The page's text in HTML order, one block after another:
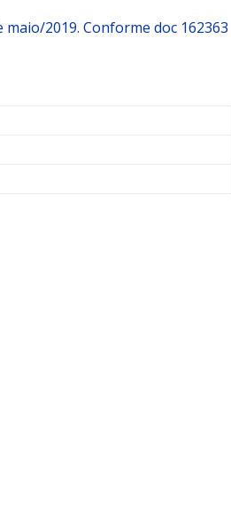
maio/2019. Conforme doc 162363